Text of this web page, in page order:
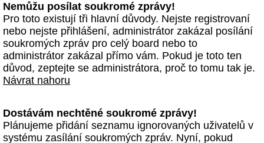
Nemůžu posílat soukromé zprávy!
Pro toto existují tři hlavní důvody. Nejste registrovaní
nebo nejste přihlášení, administrátor zakázal posílání
soukromých zpráv pro celý board nebo to
administrátor zakázal přímo vám. Pokud je toto ten
důvod, zeptejte se administrátora, proč to tomu tak je.
Návrat nahoru
Dostávám nechtěné soukromé zprávy!
Plánujeme přidání seznamu ignorovaných uživatelů v
systému zasílání soukromých zpráv. Nyní, pokud